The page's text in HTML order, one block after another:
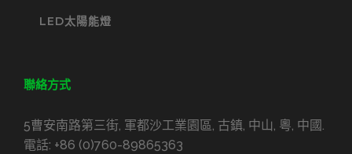
LED太陽能燈
聯絡方式
5曹安南路第三街, 軍都沙工業園區, 古鎮, 中山, 粵, 中國.
電話: +86 (0)760-89865363